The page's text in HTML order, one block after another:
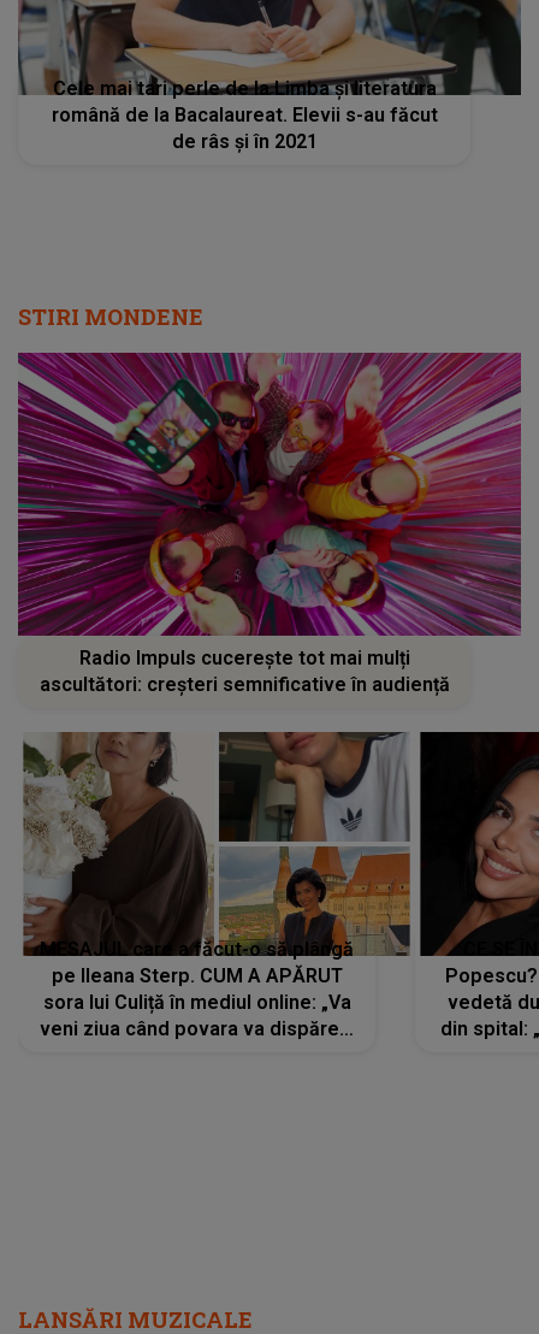
Cele mai tari perle de la Limba şi literatura
română de la Bacalaureat. Elevii s-au făcut
de râs şi în 2021
STIRI MONDENE
Radio Impuls cucerește tot mai mulți
ascultători: creșteri semnificative în audiență
MESAJUL care a făcut-o să plângă
pe Ileana Sterp. CUM A APĂRUT
sora lui Culiță în mediul online: „Va
veni ziua când povara va dispărea,
vedetă
din spital:
LANSĂRI MUZICALE